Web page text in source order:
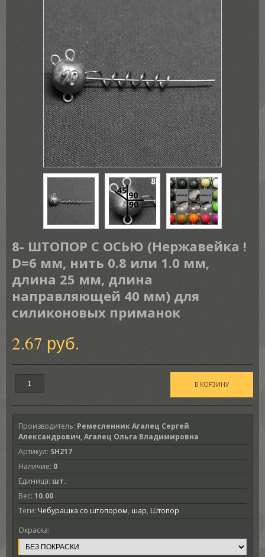
8- ШТОПОР С ОСЬЮ (Нержавейка !
D=6 мм, нить 0.8 или 1.0 мм,
длина 25 мм, длина
направляющей 40 мм) для
силиконовых приманок
2.67 руб.
Производитель: Ремесленник Агалец Сергей
Александрович, Агалец Ольга Владимировна
Артикул: SH217
Наличие: 0
Единица: шт.
Вес: 10.00
Теги: Чебурашка со штопором, шар, Штопор
Окраска: